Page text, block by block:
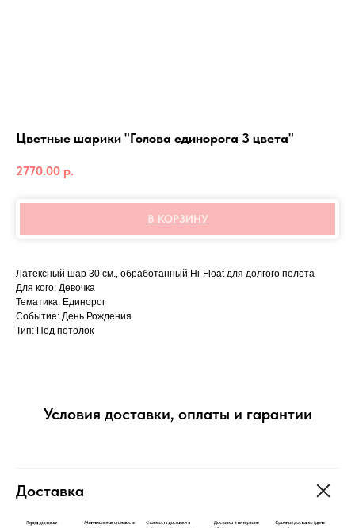
Цветные шарики "Голова единорога 3 цвета"
2770.00 р.
В КОРЗИНУ
Латексный шар 30 см., обработанный Hi-Float для долгого полёта
Для кого: Девочка
Тематика: Единорог
Событие: День Рождения
Тип: Под потолок
Условия доставки, оплаты и гарантии
Доставка